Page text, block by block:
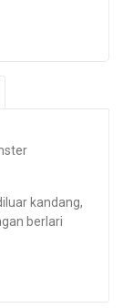
kandang,
berlari